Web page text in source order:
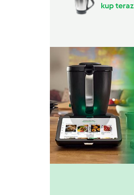
kup teraz